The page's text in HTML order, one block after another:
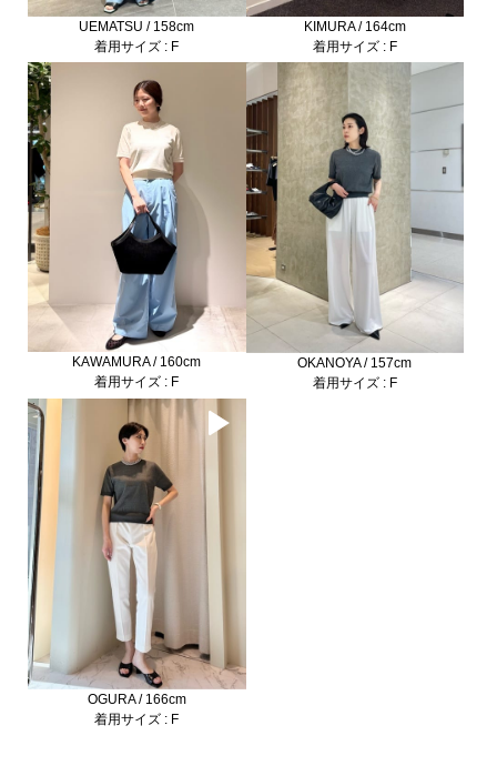
UEMATSU / 158cm
着用サイズ : F
KIMURA / 164cm
着用サイズ : F
KAWAMURA / 160cm
着用サイズ : F
OKANOYA / 157cm
着用サイズ : F
OGURA / 166cm
着用サイズ : F